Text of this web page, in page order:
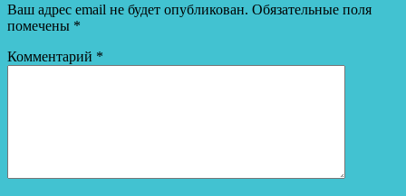
Ваш адрес email не будет опубликован. Обязательные поля
помечены *
Комментарий *